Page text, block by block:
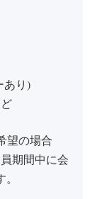
あり)
望の場合
期間中に会